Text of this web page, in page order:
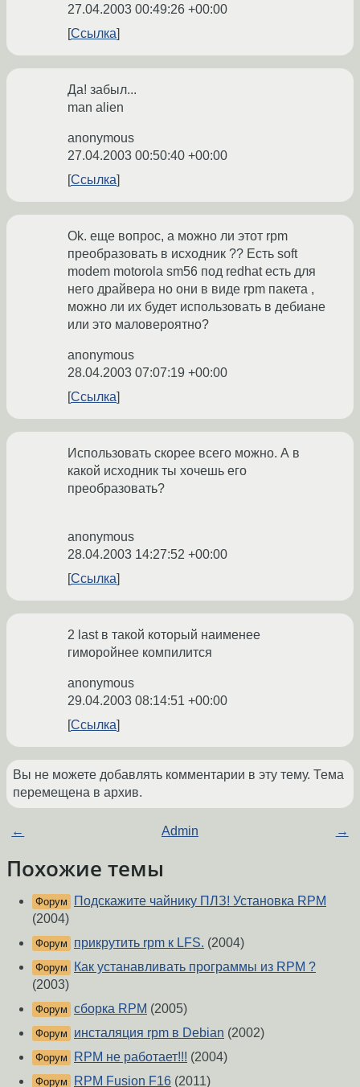
27.04.2003 00:49:26 +00:00
Ссылка
Да! забыл...
man alien
anonymous
27.04.2003 00:50:40 +00:00
Ссылка
Ok. еще вопрос, а можно ли этот rpm
преобразовать в исходник ?? Есть soft
modem motorola sm56 под redhat есть для
него драйвера но они в виде rpm пакета ,
можно ли их будет использовать в дебиане
или это маловероятно?
anonymous
28.04.2003 07:07:19 +00:00
Ссылка
Использовать скорее всего можно. А в
какой исходник ты хочешь его
преобразовать?
anonymous
28.04.2003 14:27:52 +00:00
Ссылка
2 last в такой который наименее
гиморойнее компилится
anonymous
29.04.2003 08:14:51 +00:00
Ссылка
Вы не можете добавлять комментарии в эту тему. Тема
перемещена в архив.
← Admin →
Похожие темы
Форум
Подскажите чайнику ПЛЗ! Установка RPM
(2004)
Форум прикрутить rpm к LFS. (2004)
Форум
Как устанавливать программы из RPM ?
(2003)
Форум сборка RPM (2005)
Форум инсталяция rpm в Debian (2002)
Форум RPM не работает!!! (2004)
Форум RPM Fusion F16 (2011)